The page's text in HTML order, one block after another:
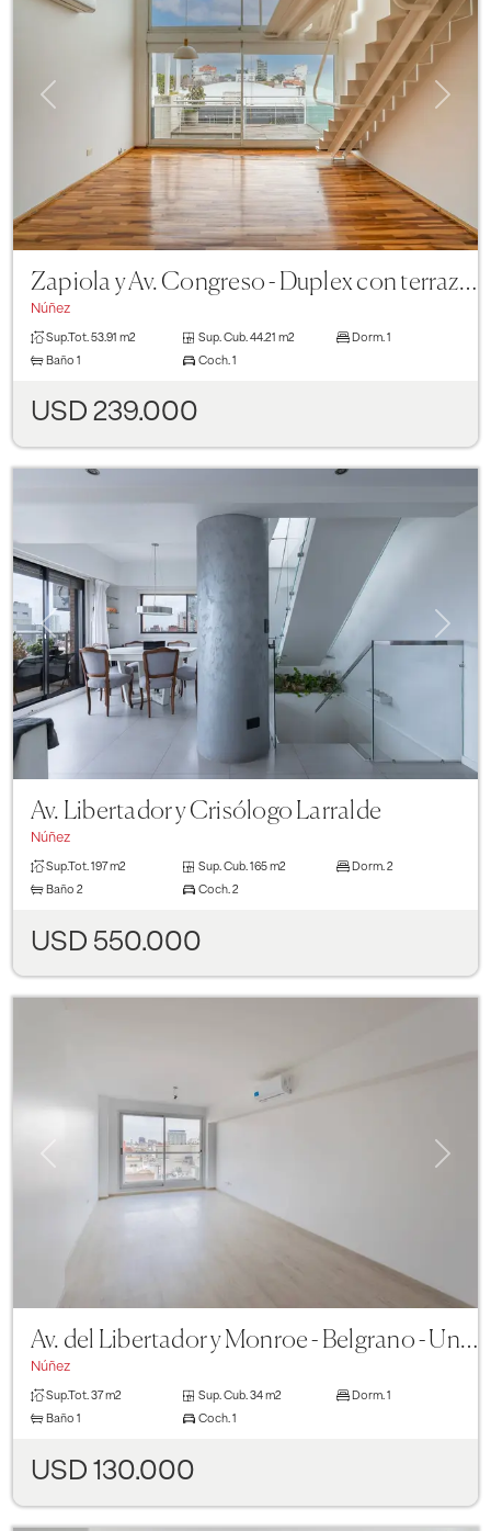
Previous
Zapiola y Av. Congreso - Duplex con terraza de uso exclusivo
Núñez
Sup.Tot. 53.91 m2 Sup. Cub. 44.21 m2 Dorm. 1
Baño 1 Coch. 1
USD 239.000
Previous
Av. Libertador y Crisólogo Larralde
Núñez
Sup.Tot. 197 m2 Sup. Cub. 165 m2 Dorm. 2
Baño 2 Coch. 2
USD 550.000
Av. del Libertador y Monroe - Belgrano - Un ambiente con Cochera Fija
Núñez
Sup.Tot.37 m2 Sup. Cub. 34 m2 Dorm. 1
Baño 1 Coch. 1
USD 130.000